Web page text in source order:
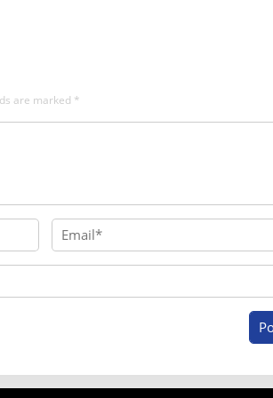
are marked *